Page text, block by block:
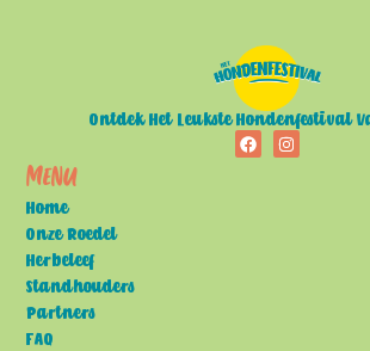
Ontdek Het Leukste Hondenfestival
Menu
Home
Onze Roedel
Herbeleef
Standhouders
Partners
FAQ